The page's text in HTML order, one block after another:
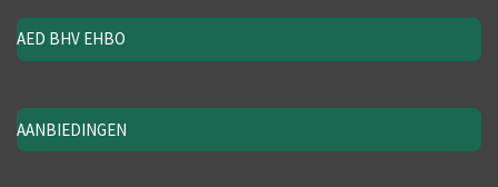
AED BHV EHBO
AANBIEDINGEN